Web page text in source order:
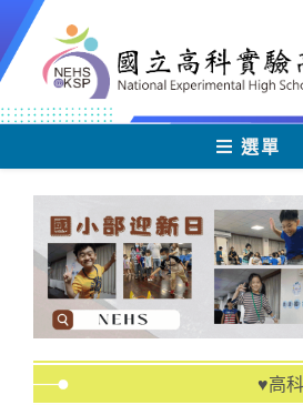
轉
至
要
容
選單
♥️高